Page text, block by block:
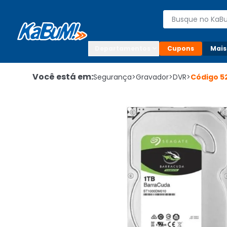
Buscar
Cupons
Você está em:Segurança>Gravador>DVR>Código